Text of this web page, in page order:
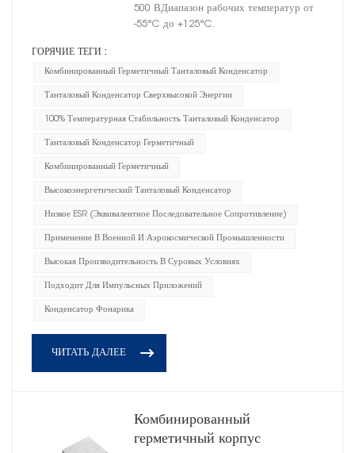
500 ВДиапазон рабочих температур от
-55°C до +125°C.
ГОРЯЧИЕ ТЕГИ :
Комбинированный Герметичный Танталовый Конденсатор
Танталовый Конденсатор Сверхвысокой Энергии
100% Температурная Стабильность Танталовый Конденсатор
Танталовый Конденсатор Герметичный
Комбинированный Герметичный
Высокоэнергетический Танталовый Конденсатор
Низкое ESR (эквивалентное Последовательное Сопротивление)
Применение В Военной И Аэрокосмической Промышленности
Высокая Производительность В Суровых Условиях
Подходит Для Импульсных Приложений
Конденсатор Фонарика
ЧИТАТЬ ДАЛЕЕ
Комбинированный
герметичный корпус